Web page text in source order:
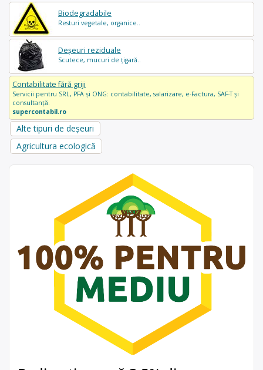
Biodegradabile
Resturi vegetale, organice..
Deșeuri reziduale
Scutece, mucuri de țigară..
Contabilitate fără griji
Servicii pentru SRL, PFA și ONG: contabilitate, salarizare, e-Factura, SAF-T și
consultanță.
supercontabil.ro
Alte tipuri de deșeuri
Agricultura ecologică